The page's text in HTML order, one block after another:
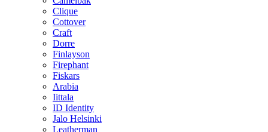
Clique
Cottover
Craft
Dorre
Finlayson
Firephant
Fiskars
Arabia
Iittala
ID Identity
Jalo Helsinki
Leatherman